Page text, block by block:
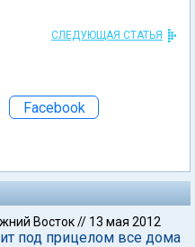
СЛЕДУЮЩАЯ СТАТЬЯ
Facebook
Восток// 13 мая 2012
под прицелом все дома